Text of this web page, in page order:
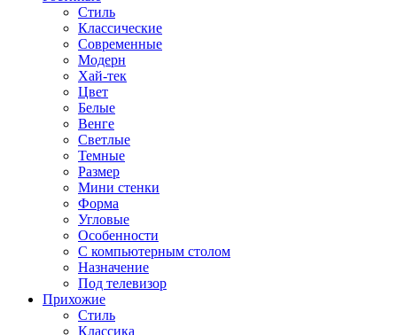
Стиль
Классические
Современные
Модерн
Хай-тек
Цвет
Белые
Венге
Светлые
Темные
Размер
Мини стенки
Форма
Угловые
Особенности
С компьютерным столом
Назначение
Под телевизор
Прихожие
Стиль
Классика